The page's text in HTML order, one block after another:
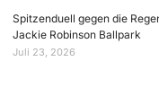
Spitzenduell gegen die
Jackie Robinson Ballpark
Juli 23, 2026